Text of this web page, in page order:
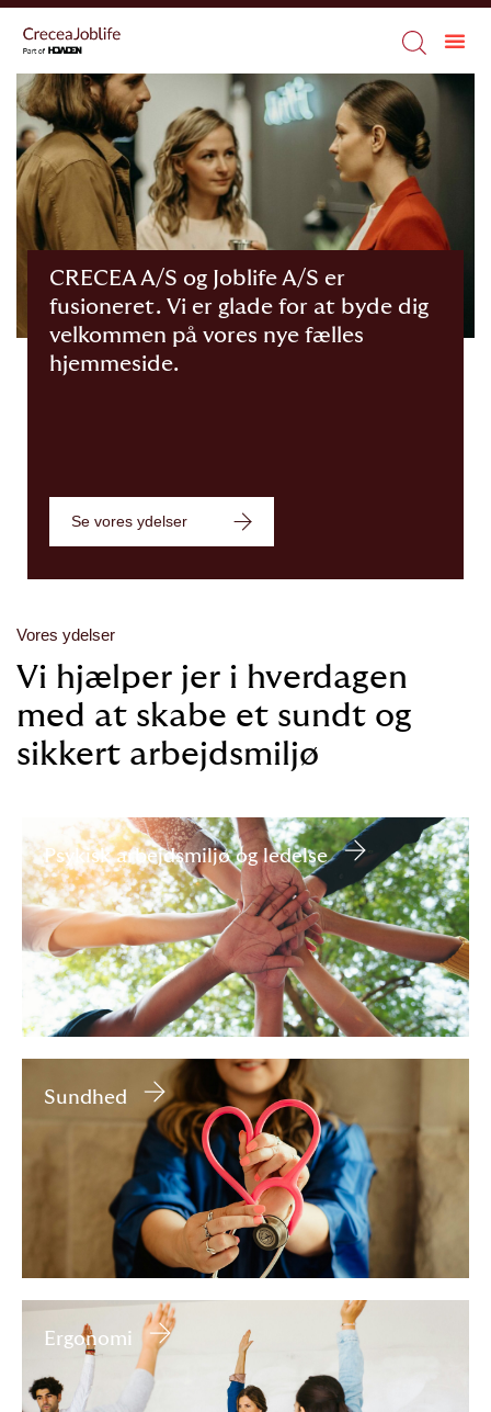
CRECEA A/S og Joblife A/S er
fusioneret. Vi er glade for at byde dig
velkommen på vores nye fælles
hjemmeside.
Se vores ydelser
Vores ydelser
Vi hjælper jer i hverdagen
med at skabe et sundt og
sikkert arbejdsmiljø
Psykisk arbejdsmiljø og ledelse
Sundhed
Ergonomi